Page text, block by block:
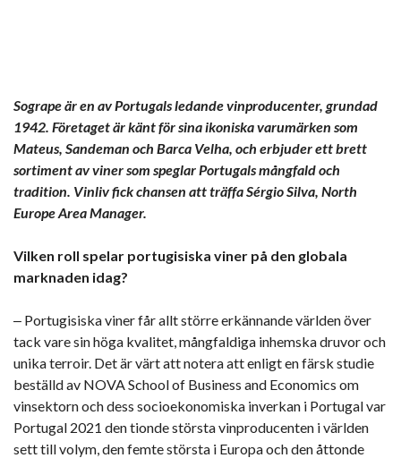
Sogrape är en av Portugals ledande vinproducenter, grundad
1942. Företaget är känt för sina ikoniska varumärken som
Mateus, Sandeman och Barca Velha, och erbjuder ett brett
sortiment av viner som speglar Portugals mångfald och
tradition. Vinliv fick chansen att träffa Sérgio Silva, North
Europe Area Manager.
Vilken roll spelar portugisiska viner på den globala
marknaden idag?
‒ Portugisiska viner får allt större erkännande världen över
tack vare sin höga kvalitet, mångfaldiga inhemska druvor och
unika terroir. Det är värt att notera att enligt en färsk studie
beställd av NOVA School of Business and Economics om
vinsektorn och dess socioekonomiska inverkan i Portugal var
Portugal 2021 den tionde största vinproducenten i världen
sett till volym, den femte största i Europa och den åttonde